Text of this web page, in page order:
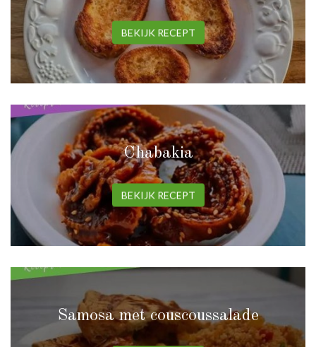
BEKIJK RECEPT
Chabakia
BEKIJK RECEPT
Samosa met couscoussalade